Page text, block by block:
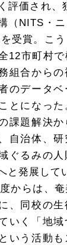
評価され、
（NITS・
受賞。こう
12市町村
組合から
のデータ
とになっ
課題解決
自治体、
ぐるみの
と発展して
からは、奄
、同校の
いく「地
いう活動